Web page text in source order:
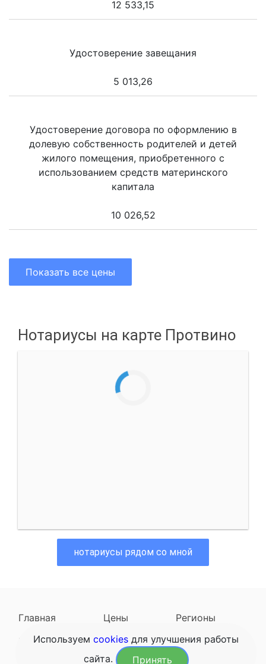
12 533,15
Удостоверение завещания
5 013,26
Удостоверение договора по оформлению в
долевую собственность родителей и детей
жилого помещения, приобретенного с
использованием средств материнского
капитала
10 026,52
Показать все цены
Нотариусы на карте Протвино
нотариусы рядом со мной
Главная Цены
Регионы
Наследодатели
Задать вопрос
Используем cookies для улучшения работы
сайта.
Принять